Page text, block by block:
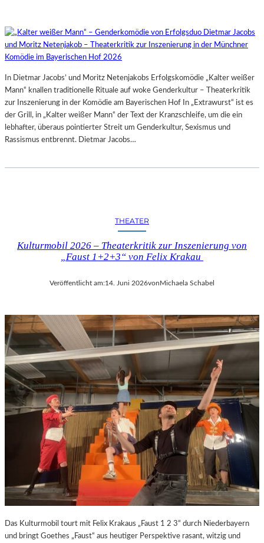
In Dietmar Jacobs’ und Moritz Netenjakobs Erfolgskomödie „Kalter weißer
Mann“ knallen traditionelle Rituale auf woke Genderkultur – Theaterkritik
zur Inszenierung in der Komödie am Bayerischen Hof In „Extrawurst“ ist es
der Grill, in „Kalter weißer Mann“ der Text der Kranzschleife, um die ein
lebhafter, überaus pointierter Streit um Genderkultur, Sexismus und
Rassismus entbrennt. Dietmar Jacobs…
THEATER
Kulturmobil 2026 – Theaterkritik zur Inszenierung von
„Faust 1+2+3“ von Felix Krakau
Veröffentlicht am:14. Juni 2026vonMichaela Schabel
Das Kulturmobil tourt mit Felix Krakaus „Faust 1 2 3“ durch Niederbayern
und bringt Goethes „Faust“ aus heutiger Perspektive rasant, witzig und